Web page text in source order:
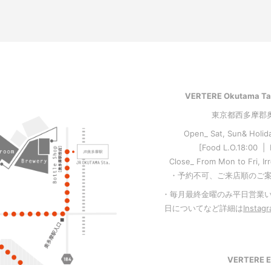
VERTERE Okutama
東京都西多摩郡
Open_ Sat, Sun&
[Food L.O.18:00 |
Close_ From Mon to Fri,
・予約不可、ご来店順のご
・毎月最終金曜のみ平日営業
日についてなど詳細は
VERTERE